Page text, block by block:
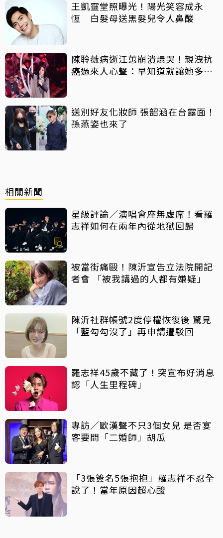
王凱靈堂照曝光！陽光笑容成永
恆 白髮母送黑髮兒令人鼻酸
陳聆薇病逝江蕙崩潰爆哭！親洩抗
癌過來人心聲：早知道就讓她多化
送別好友化妝師 張韶涵在台露面！
孫燕姿也來了
相關新聞
星級評論／演唱會座無虛席！看羅
志祥如何在兩年內從地獄回歸
被當街痛毆！陳沂宣告立法院開記
者會 「被我講過的人都有嫌疑」
陳沂社群帳號2度停權恢復後 驚見
「藍勾勾沒了」再申請遭駁回
羅志祥45歲不藏了！突宣布好消息
認「人生里程碑」
專訪／歐漢聲不只3個女兒 是否宴
客要問「二婚師」胡瓜
「3張簽名5張抱抱」羅志祥不忍全
說了！當年原因超心酸